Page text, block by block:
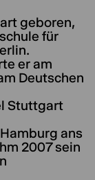
geboren,
für
er am
Deutschen
Stuttgart
ans
2007 sein